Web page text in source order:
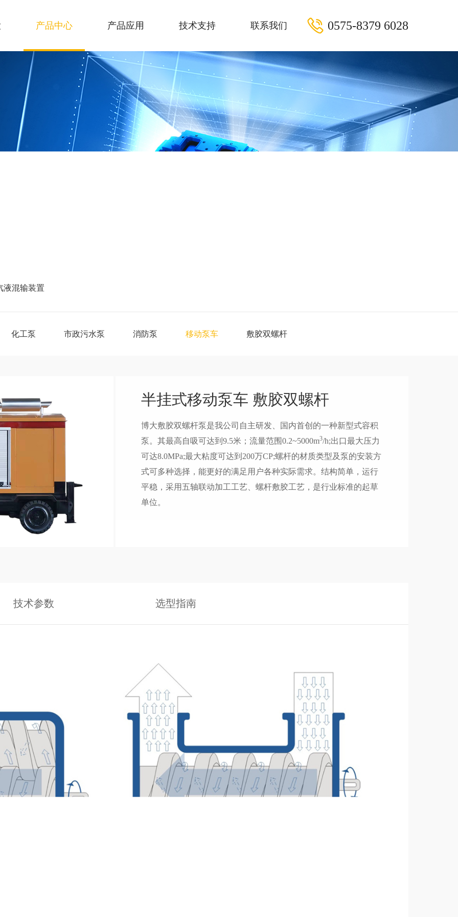
产品中心 产品应用 技术支持 联系我们 0575-8379 6028
液混输装置
化工泵 市政污水泵 消防泵 移动泵车 敷胶双螺杆
半挂式移动泵车 敷胶双螺杆
博大敷胶双螺杆泵是我公司自主研发、国内首创的一种新型式容积
泵。其最高自吸可达到9.5米；流量范围0.2~5000m3/h;出口最大压力
可达8.0MPa;最大粘度可达到200万CP;螺杆的材质类型及泵的安装方
式可多种选择，能更好的满足用户各种实际需求。结构简单，运行
平稳，采用五轴联动加工工艺、螺杆敷胶工艺，是行业标准的起草
单位。
技术参数 选型指南